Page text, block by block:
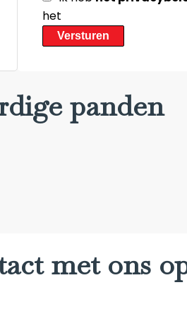
het
Versturen
panden
met ons